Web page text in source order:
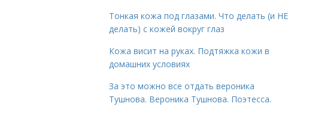
Тонкая кожа под глазами. Что делать (и НЕ
делать) с кожей вокруг глаз
Кожа висит на руках. Подтяжка кожи в
домашних условиях
За это можно все отдать вероника
Тушнова. Вероника Тушнова. Поэтесса.